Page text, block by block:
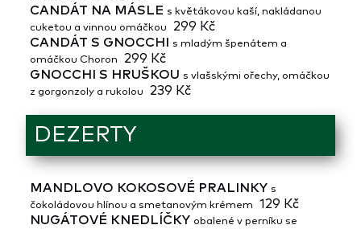
CANDÁT NA MÁSLE s květákovou kaší, nakládanou
cuketou a vinnou omáčkou
299 Kč
CANDÁT S GNOCCHI
s mladým špenátem a
omáčkou Choron
299 Kč
GNOCCHI S HRUŠKOU s vlašskými ořechy, omáčkou
z gorgonzoly a rukolou
239 Kč
DEZERTY
MANDLOVO KOKOSOVÉ PRALINKY s
čokoládovou hlínou a smetanovým krémem
129 Kč
NUGÁTOVÉ KNEDLÍČKY obalené v perníku se